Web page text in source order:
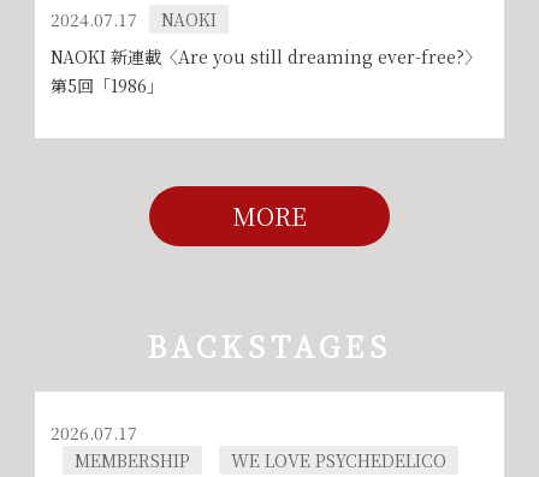
2024.07.17
NAOKI
NAOKI 新連載〈Are you still dreaming ever-free?〉
第5回「1986」
MORE
BACKSTAGES
2026.07.17
MEMBERSHIP
WE LOVE PSYCHEDELICO